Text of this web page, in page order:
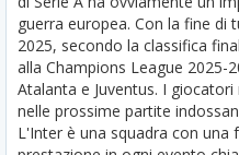
guerra europea. Con la fine di
2025, secondo la classifica
alla Champions League 2025-
Atalanta e Juventus. I giocatori
nelle prossime partite
L'Inter è una squadra con una